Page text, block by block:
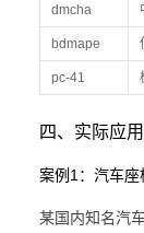
dmcha
bdmape
pc-41
四、实际应
案例1：汽车座
某国内知名汽